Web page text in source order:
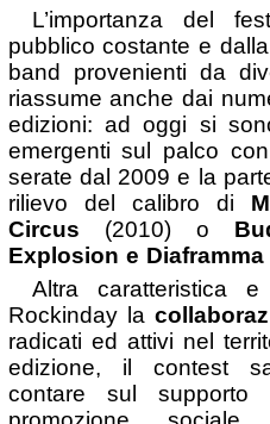
L’importanza del
pubblico costante e
band provenienti da
riassume anche dai
edizioni: ad oggi si
emergenti sul palco
serate dal 2009 e la
rilievo del calibro di
Circus (2010) o
Explosion e Diaframma
Altra caratteristica
Rockinday la
radicati ed attivi nel
edizione, il contest
contare sul supporto